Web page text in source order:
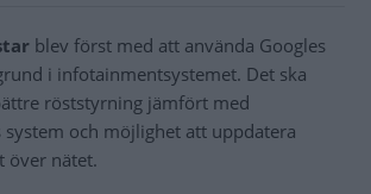
blev först med att använda Googles
i infotainmentsystemet. Det ska
röststyrning jämfört med
och möjlighet att uppdatera
över nätet.